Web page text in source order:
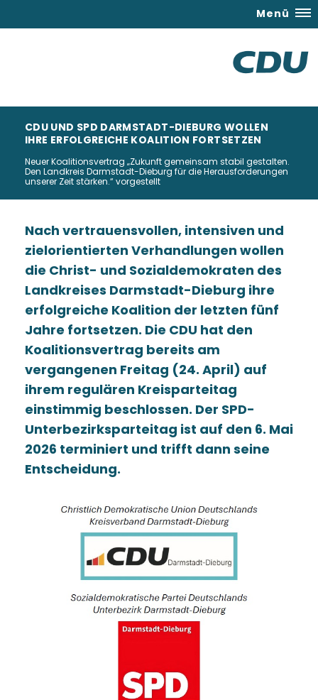
Menü
CDU UND SPD DARMSTADT-DIEBURG WOLLEN
IHRE ERFOLGREICHE KOALITION FORTSETZEN
Neuer Koalitionsvertrag „Zukunft gemeinsam stabil gestalten.
Den Landkreis Darmstadt-Dieburg für die Herausforderungen
unserer Zeit stärken.“ vorgestellt
Nach vertrauensvollen, intensiven und
zielorientierten Verhandlungen wollen
die Christ- und Sozialdemokraten des
Landkreises Darmstadt-Dieburg ihre
erfolgreiche Koalition der letzten fünf
Jahre fortsetzen. Die CDU hat den
Koalitionsvertrag bereits am
vergangenen Freitag (24. April) auf
ihrem regulären Kreisparteitag
einstimmig beschlossen. Der SPD-
Unterbezirksparteitag ist auf den 6. Mai
2026 terminiert und trifft dann seine
Entscheidung.